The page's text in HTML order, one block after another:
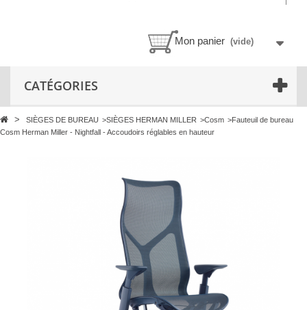
Mon panier (vide)
CATÉGORIES
> SIÈGES DE BUREAU >SIÈGES HERMAN MILLER >Cosm >Fauteuil de bureau
Cosm Herman Miller - Nightfall - Accoudoirs réglables en hauteur